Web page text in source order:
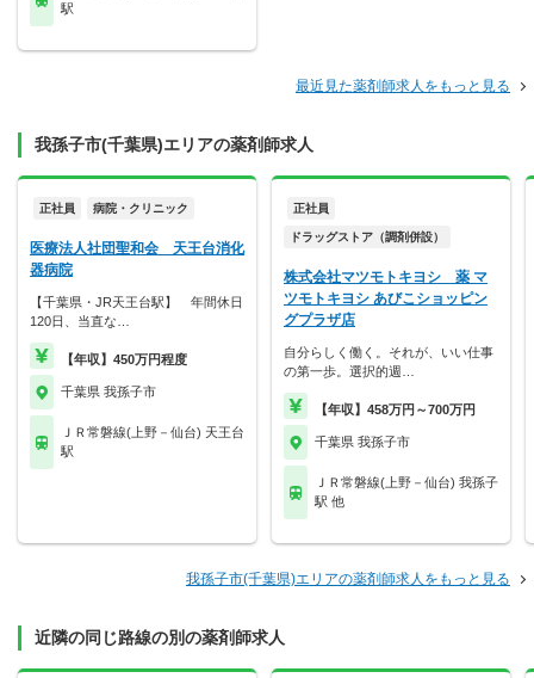
駅
最近見た薬剤師求人をもっと見る
我孫子市(千葉県)エリアの薬剤師求人
正社員 病院・クリニック
医療法人社団聖和会 天王台消化
器病院
【千葉県・JR天王台駅】 年間休日
120日、当直な…
【年収】450万円程度
千葉県 我孫子市
ＪＲ常磐線(上野－仙台) 天王台
駅
正社員
ドラッグストア（調剤併設）
株式会社マツモトキヨシ 薬 マ
ツモトキヨシ あびこショッピン
グプラザ店
自分らしく働く。それが、いい仕事
の第一歩。選択的週…
【年収】458万円～700万円
千葉県 我孫子市
ＪＲ常磐線(上野－仙台) 我孫子
駅 他
我孫子市(千葉県)エリアの薬剤師求人をもっと見る
近隣の同じ路線の別の薬剤師求人